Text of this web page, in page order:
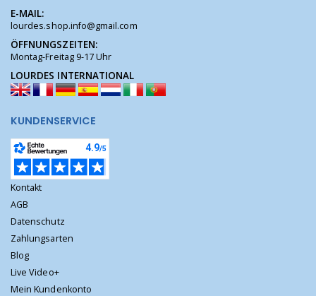
E-MAIL:
lourdes.shop.info@gmail.com
ÖFFNUNGSZEITEN:
Montag-Freitag 9-17 Uhr
LOURDES INTERNATIONAL
KUNDENSERVICE
Kontakt
AGB
Datenschutz
Zahlungsarten
Blog
Live Video+
Mein Kundenkonto